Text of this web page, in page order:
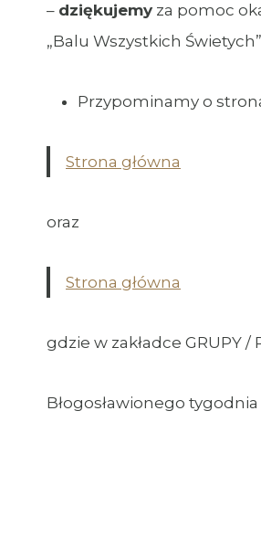
– dziękujemy za pomoc
„Balu Wszystkich
Przypominamy o
Strona główna
oraz
Strona główna
gdzie w zakładce GRUPY
Błogosławionego tygodnia